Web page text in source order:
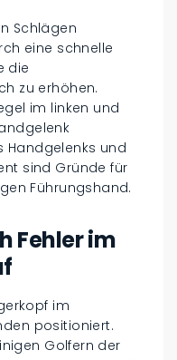
Schlägen
eine schnelle
die
zu erhöhen.
im linken und
Handgelenks und
sind Gründe für
Führungshand.
Fehler im
im
positioniert.
Golfern der